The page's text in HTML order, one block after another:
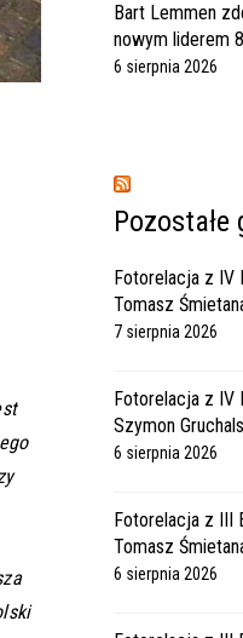
Bart Lemmen
nowym liderem
6 sierpnia 2026
Pozostałe
Fotorelacja z IV
Tomasz
7 sierpnia 2026
Fotorelacja z IV
Szymon
6 sierpnia 2026
Fotorelacja z III
Tomasz
6 sierpnia 2026